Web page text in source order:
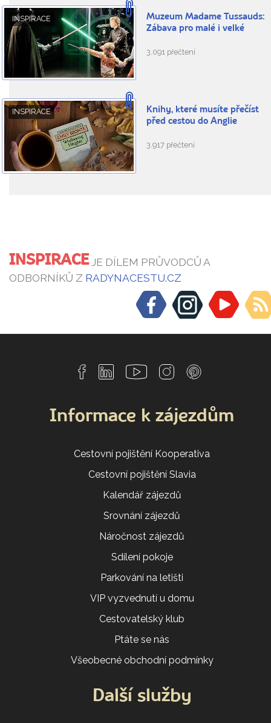
INSPIRACE
Muzeum Madame Tussauds:
Zábava pro malé i velké
3.091 přečtení
INSPIRACE
Knihy, které musíte přečíst
před cestou do Anglie
3.917 přečtení
INSPIRACEJE DÍLEM PRŮVODCŮ A
ODBORNÍKŮ Z RADYNACESTU.CZ
Informace k zájezdům
Cestovní pojištění Kooperativa
Cestovní pojištění Slavia
Kalendář zájezdů
Srovnání zájezdů
Náročnost zájezdů
Sdílení pokoje
Parkování na letišti
VIP vyzvednutí u domu
Cestovatelský klub
Ptáte se nás
Všeobecné obchodní podmínky
Další služby